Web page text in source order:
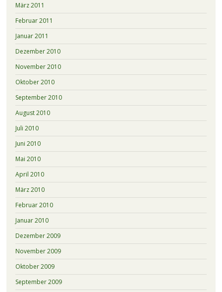
März 2011
Februar 2011
Januar 2011
Dezember 2010
November 2010
Oktober 2010
September 2010
August 2010
Juli 2010
Juni 2010
Mai 2010
April 2010
März 2010
Februar 2010
Januar 2010
Dezember 2009
November 2009
Oktober 2009
September 2009